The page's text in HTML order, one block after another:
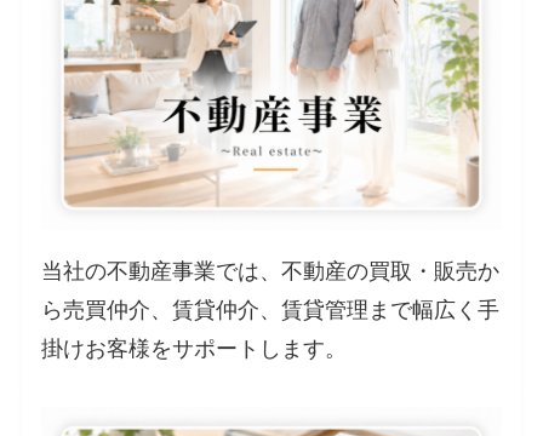
当社の不動産事業では、不動産の買取・販売か
ら売買仲介、賃貸仲介、賃貸管理まで幅広く手
掛けお客様をサポートします。